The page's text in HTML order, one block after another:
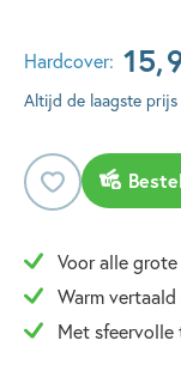
Hardcover: 15,
Altijd de laagste prijs
Voor alle
Warm
Met sfeervolle